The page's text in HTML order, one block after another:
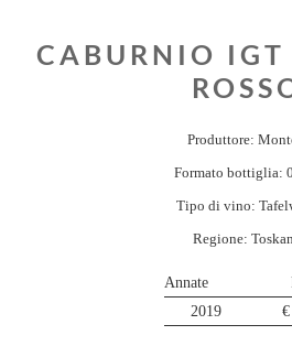
CABURNIO IGT
Produttore:
Formato bottiglia:
Tipo di vino:
Regione:
Annate
2019